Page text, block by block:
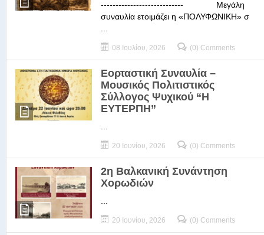
---------------------------- Μεγάλη
συναυλία ετοιμάζει η «ΠΟΛΥΦΩΝΙΚΗ» σ
08 Ιουλίου, 2026 (0) Comments
Εορταστική Συναυλία –
Μουσικός Πολιτιστικός
Σύλλογος Ψυχικού “Η
ΕΥΤΕΡΠΗ”
20 Ιουνίου, 2026 (0) Comments
2η Βαλκανική Συνάντηση
Χορωδιών
20 Ιουνίου, 2026 (0) Comments